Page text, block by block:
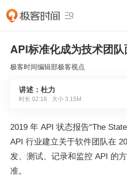

API标准化成为技术团
极客时间编辑部极客视点
讲述：杜力
时长 02:18 大小 3.15M
2019 年 API 状态报告“The
API 行业建立关于软件团队在
发、测试、记录和监控 API 的
准。